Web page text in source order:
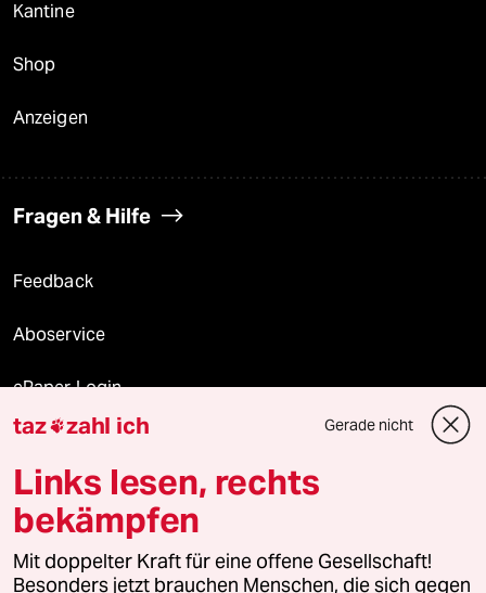
Kantine
Shop
Anzeigen
Fragen & Hilfe
Feedback
Aboservice
ePaper Login
Downloads für Abonnierende
© 2026 taz Verlags und Vertriebs GmbH
Alle Rechte vorbehalten. Bei rechtlichen Fragen oder für Genehmigungen
wenden Sie sich bitte an
lizenzen@taz.de
taz zahl ich Gerade nicht
Links lesen, rechts
bekämpfen
Mit doppelter Kraft für eine offene Gesellschaft!
Besonders jetzt brauchen Menschen, die sich gegen